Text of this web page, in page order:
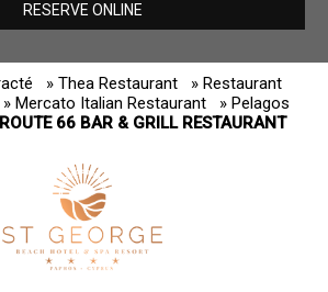
RESERVE ONLINE
» Thea Restaurant
» Restaurant
» Mercato Italian Restaurant
» Pelagos
66 BAR & GRILL RESTAURANT